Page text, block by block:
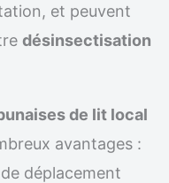
et peuvent
désinsectisation
de lit local
avantages :
déplacement